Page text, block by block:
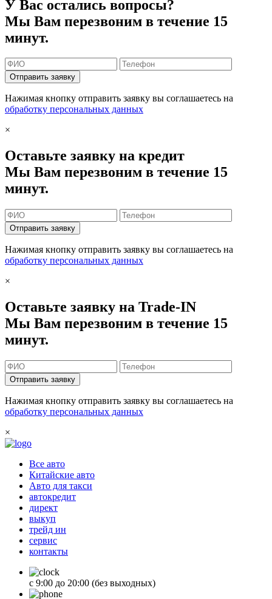
У Вас остались вопросы?
Мы Вам перезвоним в течение 15
минут.
Отправить заявку
Нажимая кнопку отправить заявку вы соглашаетесь на
обработку персональных данных
×
Оставьте заявку на кредит
Мы Вам перезвоним в течение 15
минут.
Отправить заявку
Нажимая кнопку отправить заявку вы соглашаетесь на
обработку персональных данных
×
Оставьте заявку на Trade-IN
Мы Вам перезвоним в течение 15
минут.
Отправить заявку
Нажимая кнопку отправить заявку вы соглашаетесь на
обработку персональных данных
×
Все авто
Китайские авто
Авто для такси
автокредит
директ
выкуп
трейд ин
сервис
контакты
с 9:00 до 20:00 (без выходных)